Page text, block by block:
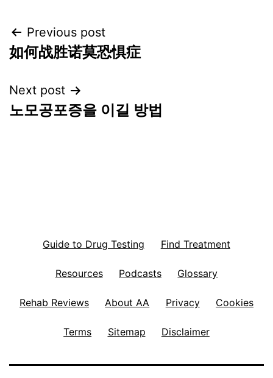
Post
navigation
Previous post
如何战胜诺莫恐惧症
Next post
노모공포증을 이길 방법
Guide to Drug Testing Find Treatment
Resources Podcasts Glossary
Rehab Reviews About AA Privacy Cookies
Terms Sitemap Disclaimer